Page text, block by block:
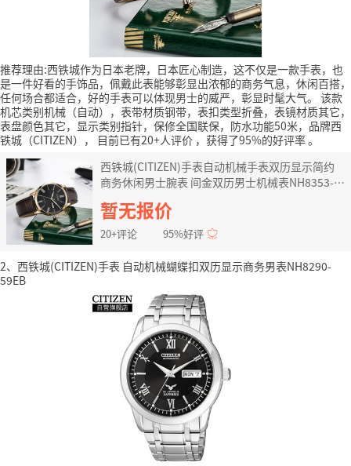
推荐理由:西铁城作为日本老牌，日本匠心制造，这不仅是一款手表，也
是一件好看的手饰品，佩戴此表能够彰显出浓郁的商务气息，休闲百搭，
任何场合都适合，好的手表可以体现男士的威严，彰显时髦大气。 该款
机芯类别机械（自动），表带材质钢带，表扣类型折叠，表镜材质其它，
表盘颜色其它，显示类别指针，保修全国联保，防水功能50米，品牌西
铁城（CITIZEN），
目前已有20+人评价 ，获得了95%的好评率。
西铁城(CITIZEN)手表自动机械手表双历显示简约
商务休闲男士腕表 间金双历男士机械表NH8353-
00HB
暂无报价
20+评论 95%好评
2、西铁城(CITIZEN)手表 自动机械蝴蝶扣双历显示商务男表NH8290-
59EB